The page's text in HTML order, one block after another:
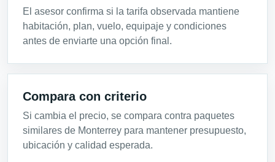
El asesor confirma si la tarifa observada mantiene
habitación, plan, vuelo, equipaje y condiciones
antes de enviarte una opción final.
Compara con criterio
Si cambia el precio, se compara contra paquetes
similares de Monterrey para mantener presupuesto,
ubicación y calidad esperada.